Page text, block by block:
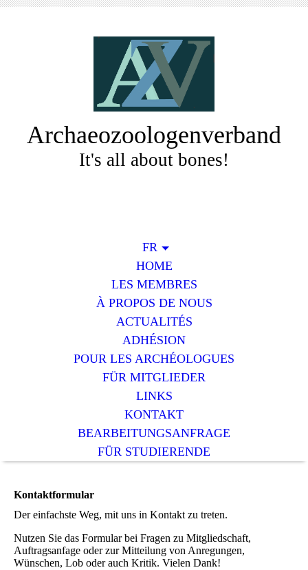
Archaeozoologenverband
It's all about bones!
FR
HOME
LES MEMBRES
À PROPOS DE NOUS
ACTUALITÉS
ADHÉSION
POUR LES ARCHÉOLOGUES
FÜR MITGLIEDER
LINKS
KONTAKT
BEARBEITUNGSANFRAGE
FÜR STUDIERENDE
Kontaktformular
Der einfachste Weg, mit uns in Kontakt zu treten.
Nutzen Sie das Formular bei Fragen zu Mitgliedschaft,
Auftragsanfage oder zur Mitteilung von Anregungen,
Wünschen, Lob oder auch Kritik. Vielen Dank!